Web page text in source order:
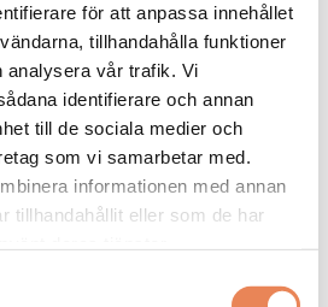
för att anpassa innehållet
tillhandahålla funktioner
analysera vår trafik. Vi
identifierare och annan
till de sociala medier och
som vi samarbetar med.
informationen med annan
tillhandahållit eller som de har
fas för